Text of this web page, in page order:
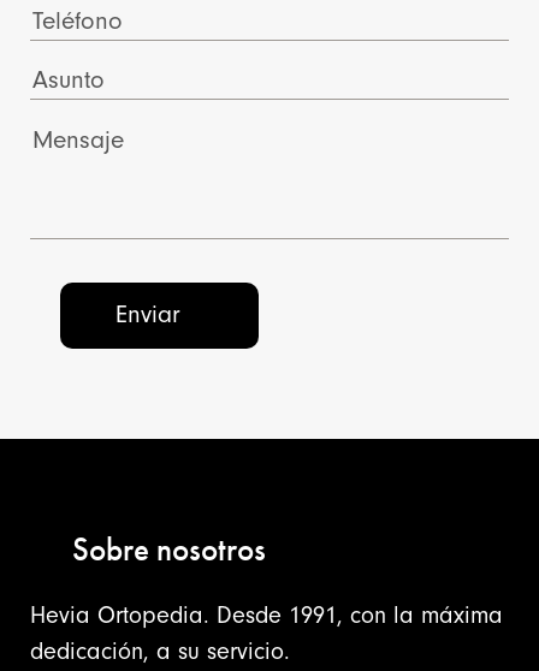
Sobre nosotros
Hevia Ortopedia. Desde 1991, con la máxima
dedicación, a su servicio.